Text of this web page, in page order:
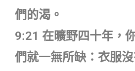
們的渴。
9:21 在曠野四十年，
們就一無所缺：衣服